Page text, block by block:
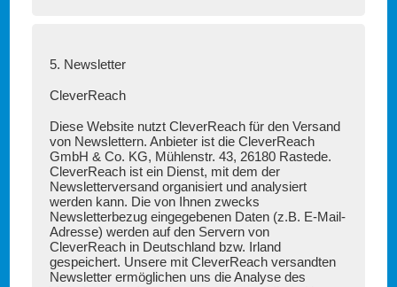
5. Newsletter
CleverReach
Diese Website nutzt CleverReach für den Versand
von Newslettern. Anbieter ist die CleverReach
GmbH & Co. KG, Mühlenstr. 43, 26180 Rastede.
CleverReach ist ein Dienst, mit dem der
Newsletterversand organisiert und analysiert
werden kann. Die von Ihnen zwecks
Newsletterbezug eingegebenen Daten (z.B. E-Mail-
Adresse) werden auf den Servern von
CleverReach in Deutschland bzw. Irland
gespeichert. Unsere mit CleverReach versandten
Newsletter ermöglichen uns die Analyse des